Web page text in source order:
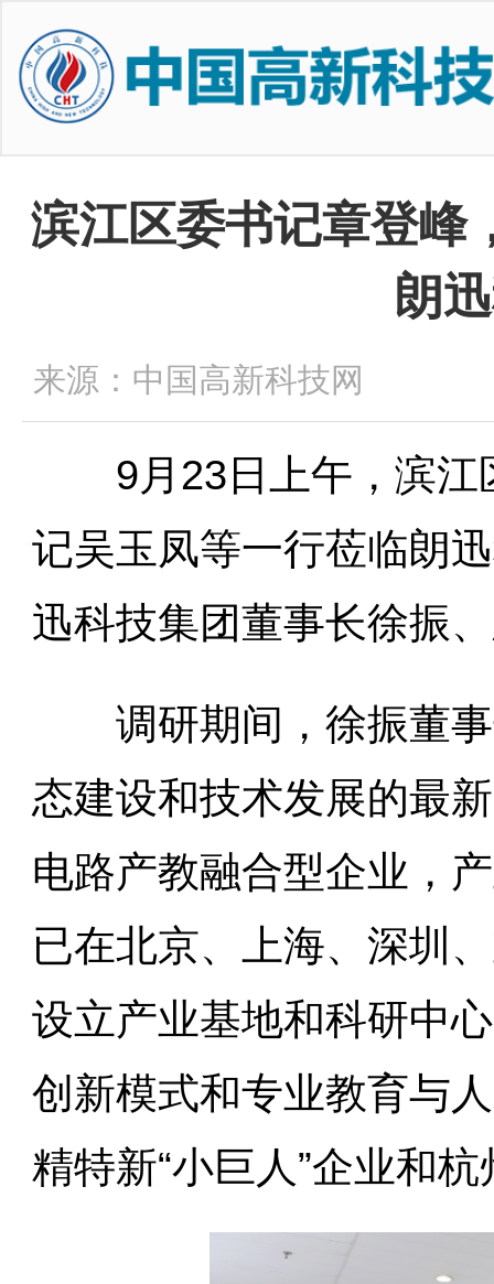
滨江区委书记章登峰
朗
来源：中国高新科技网
9月23日上午，滨江
记吴玉凤等一行莅临朗
迅科技集团董事长徐振
调研期间，徐振董事
态建设和技术发展的最
电路产教融合型企业，
已在北京、上海、深圳
设立产业基地和科研中
创新模式和专业教育与
精特新“小巨人”企业和